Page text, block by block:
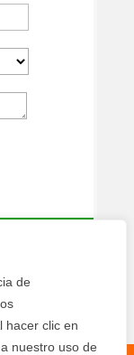
de
hacer clic en
nuestro uso de